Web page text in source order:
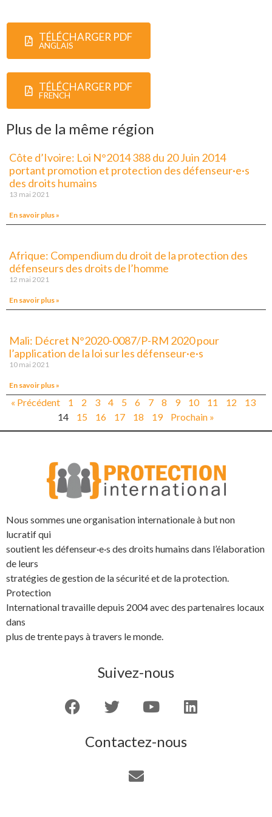
TÉLÉCHARGER PDF
ANGLAIS
TÉLÉCHARGER PDF
FRENCH
Plus de la même région
Côte d’Ivoire: Loi N°2014 388 du 20 Juin 2014
portant promotion et protection des défenseur·e·s
des droits humains
13 mai 2021
En savoir plus »
Afrique: Compendium du droit de la protection des
défenseurs des droits de l’homme
12 mai 2021
En savoir plus »
Mali: Décret N°2020-0087/P-RM 2020 pour
l’application de la loi sur les défenseur·e·s
10 mai 2021
En savoir plus »
« Précédent 1 2 3 4 5 6 7 8 9 10 11 12
13
14
15 16 17 18 19 Prochain »
Nous sommes une organisation internationale à but non
lucratif qui
soutient les défenseur·e·s des droits humains dans l’élaboration
de leurs
stratégies de gestion de la sécurité et de la protection.
Protection
International travaille depuis 2004 avec des partenaires locaux
dans
plus de trente pays à travers le monde.
Suivez-nous
Contactez-nous